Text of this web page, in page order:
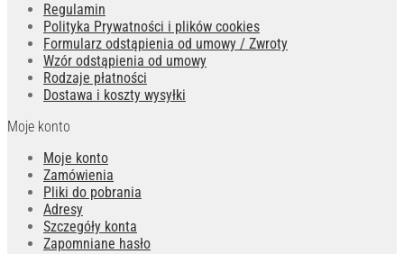
Regulamin
Polityka Prywatności i plików cookies
Formularz odstąpienia od umowy / Zwroty
Wzór odstąpienia od umowy
Rodzaje płatności
Dostawa i koszty wysyłki
Moje konto
Moje konto
Zamówienia
Pliki do pobrania
Adresy
Szczegóły konta
Zapomniane hasło